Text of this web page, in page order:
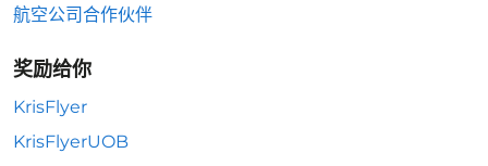
航空公司合作伙伴
奖励给你
KrisFlyer
KrisFlyerUOB